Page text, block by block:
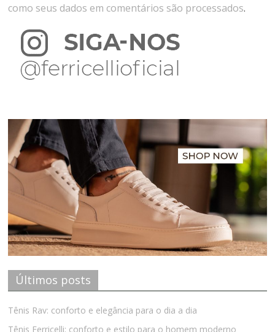
como seus dados em comentários são processados.
Últimos posts
Tênis Rav: conforto e elegância para o dia a dia
Tênis Ferricelli: conforto e estilo para o homem moderno